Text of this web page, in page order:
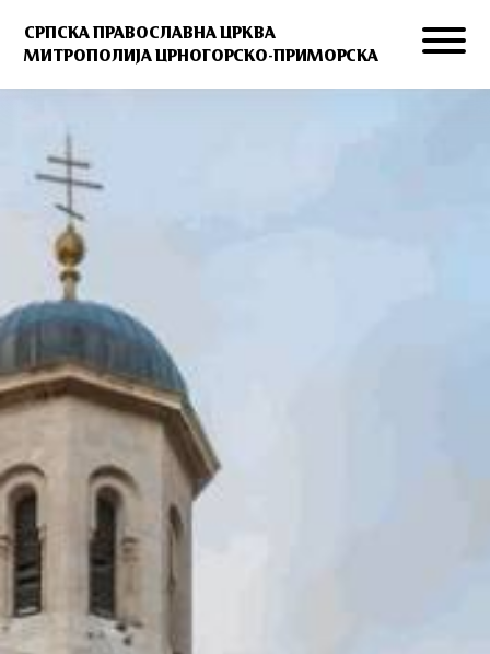
СРПСКА ПРАВОСЛАВНА ЦРКВА
МИТРОПОЛИЈА ЦРНОГОРСКО-ПРИМОРСКА